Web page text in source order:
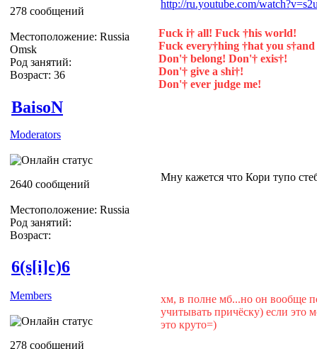
278 сообщений
Местоположение: Russia
Omsk
Род занятий:
Возраст: 36
http://ru.youtube.com/
Fuck i† all! Fuck †his world!
Fuck every†hing †hat you
Don'† belong! Don'† exis†!
Don'† give a shi†!
Don'† ever judge me!
BaisoN
Moderators
2640 сообщений
Местоположение: Russia
Род занятий:
Возраст:
Мну кажется что Кори тупо
6(s[i]c)6
Members
278 сообщений
хм, в полне мб...но он вообще
учитывать причёску) если это
это круто=)